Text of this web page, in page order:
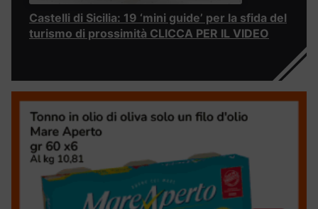
Castelli di Sicilia: 19 ‘mini guide’ per la sfida del
turismo di prossimità CLICCA PER IL VIDEO